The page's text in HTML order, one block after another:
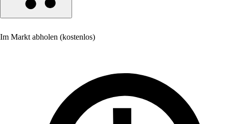
Im Markt abholen (kostenlos)